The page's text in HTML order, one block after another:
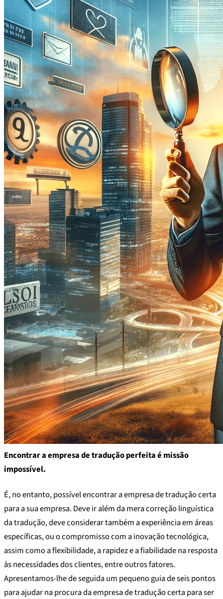
Encontrar a empresa de tradução perfeita é missão
impossível.
É, no entanto, possível encontrar a empresa de tradução certa
para a sua empresa. Deve ir além da mera correção linguística
da tradução, deve considerar também a experiência em áreas
específicas, ou o compromisso com a inovação tecnológica,
assim como a flexibilidade, a rapidez e a fiabilidade na resposta
às necessidades dos clientes, entre outros fatores.
Apresentamos-lhe de seguida um pequeno guia de seis pontos
para ajudar na procura da empresa de tradução certa para ser